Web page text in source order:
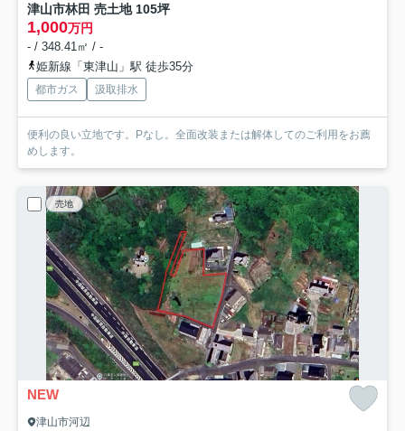
津山市林田 売土地 105坪
1,000万円
- / 348.41㎡ / -
姫新線「東津山」駅 徒歩35分
都市ガス 汲取排水
便利の良い立地です。Pなし。全面改装または解体してのご利用をお薦
めします。
売地
NEW
津山市河辺